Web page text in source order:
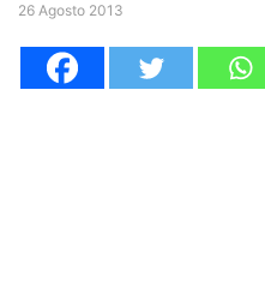
26 Agosto 2013